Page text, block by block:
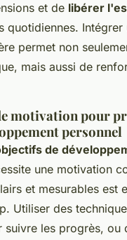
et de libérer
quotidiennes. Intégrer
permet non
mais aussi de
motivation pour
personnel
de
une motivation
et mesurables est
Utiliser des
suivre les progrès, ou